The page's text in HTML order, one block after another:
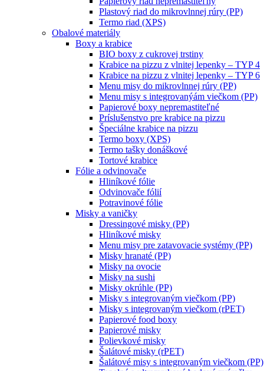
Plastový riad do mikrovlnnej rúry (PP)
Termo riad (XPS)
Obalové materiály
Boxy a krabice
BIO boxy z cukrovej trstiny
Krabice na pizzu z vlnitej lepenky – TYP 4
Krabice na pizzu z vlnitej lepenky – TYP 6
Menu misy do mikrovlnnej rúry (PP)
Menu misy s integrovanýám viečkom (PP)
Papierové boxy nepremastiteľné
Príslušenstvo pre krabice na pizzu
Špeciálne krabice na pizzu
Termo boxy (XPS)
Termo tašky donáškové
Tortové krabice
Fólie a odvinovače
Hliníkové fólie
Odvinovače fólií
Potravinové fólie
Misky a vaničky
Dressingové misky (PP)
Hliníkové misky
Menu misy pre zatavovacie systémy (PP)
Misky hranaté (PP)
Misky na ovocie
Misky na sushi
Misky okrúhle (PP)
Misky s integrovaným viečkom (PP)
Misky s integrovaným viečkom (rPET)
Papierové food boxy
Papierové misky
Polievkové misky
Šalátové misky (rPET)
Šalátové misy s integrovaným viečkom (PP)